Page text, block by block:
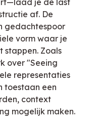
je de last
af. De
gedachtespoor
vorm waar je
stappen. Zoals
over "Seeing
representaties
toestaan een
context
mogelijk maken.